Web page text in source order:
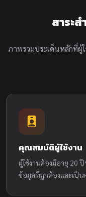
สาระ
ภาพรวมประเด็นหลักที่ผู้
คุณสมบัติผู้ใช้งาน
ผู้ใช้งานต้องมีอายุ 20
ข้อมูลที่ถูกต้องและเป็